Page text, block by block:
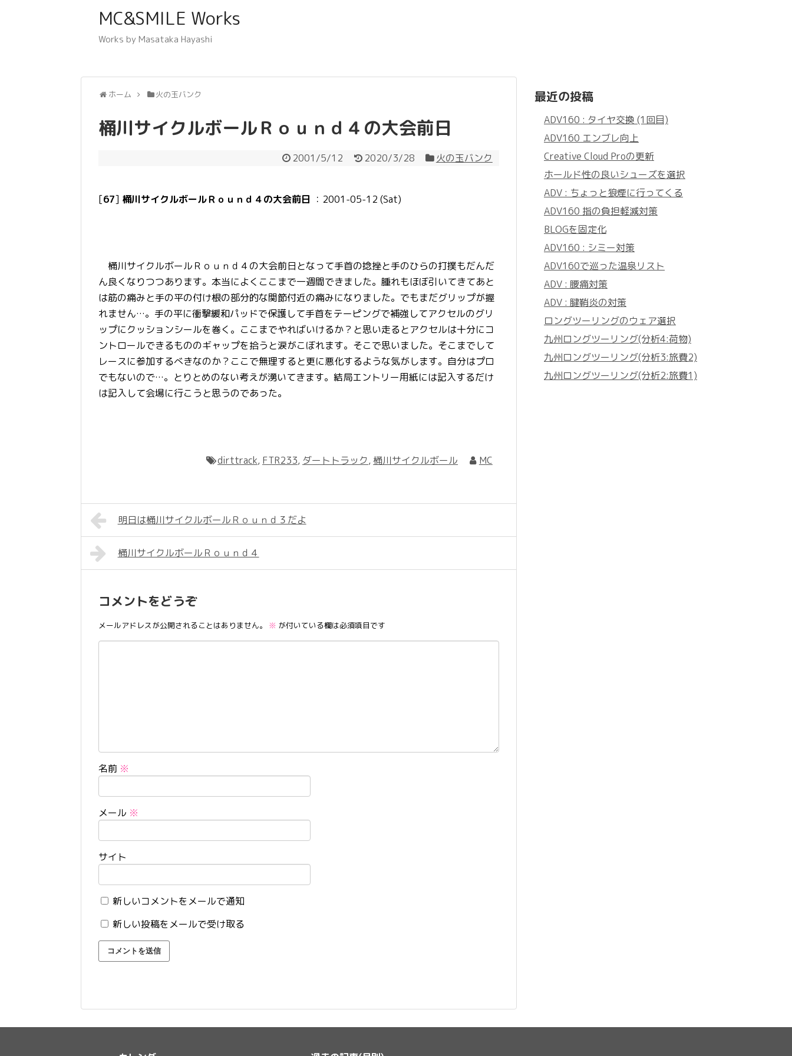
MC&SMILE Works
Works by Masataka Hayashi
ホーム 火の玉バンク
桶川サイクルボールＲｏｕｎｄ４の大会前日
2001/5/12 2020/3/28 火の玉バンク
[67] 桶川サイクルボールＲｏｕｎｄ４の大会前日 ：2001-05-12 (Sat)
桶川サイクルボールＲｏｕｎｄ４の大会前日となって手首の捻挫と手のひらの打撲もだんだ
ん良くなりつつあります。本当によくここまで一週間できました。腫れもほぼ引いてきてあと
は筋の痛みと手の平の付け根の部分的な関節付近の痛みになりました。でもまだグリップが握
れません…。手の平に衝撃緩和パッドで保護して手首をテーピングで補強してアクセルのグリ
ップにクッションシールを巻く。ここまでやればいけるか？と思い走るとアクセルは十分にコ
ントロールできるもののギャップを拾うと涙がこぼれます。そこで思いました。そこまでして
レースに参加するべきなのか？ここで無理すると更に悪化するような気がします。自分はプロ
でもないので…。とりとめのない考えが湧いてきます。結局エントリー用紙には記入するだけ
は記入して会場に行こうと思うのであった。
dirttrack, FTR233, ダートトラック, 桶川サイクルボール MC
明日は桶川サイクルボールＲｏｕｎｄ３だよ
桶川サイクルボールＲｏｕｎｄ４
コメントをどうぞ
メールアドレスが公開されることはありません。 ※ が付いている欄は必須項目です
名前 ※
メール ※
サイト
新しいコメントをメールで通知
新しい投稿をメールで受け取る
最近の投稿
ADV160 : タイヤ交換 (1回目)
ADV160 エンブレ向上
Creative Cloud Proの更新
ホールド性の良いシューズを選択
ADV : ちょっと狼煙に行ってくる
ADV160 指の負担軽減対策
BLOGを固定化
ADV160 : シミー対策
ADV160で巡った温泉リスト
ADV : 腰痛対策
ADV : 腱鞘炎の対策
ロングツーリングのウェア選択
九州ロングツーリング(分析4:荷物)
九州ロングツーリング(分析3:旅費2)
九州ロングツーリング(分析2:旅費1)